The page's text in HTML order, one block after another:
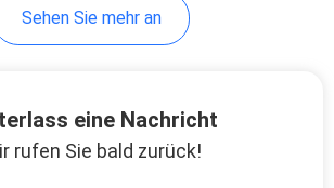
Sehen Sie mehr an
eine Nachricht
rufen Sie bald zurück!